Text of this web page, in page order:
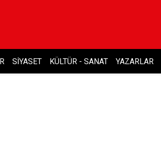
SIYASET KÜLTÜR - SANAT YAZARLAR